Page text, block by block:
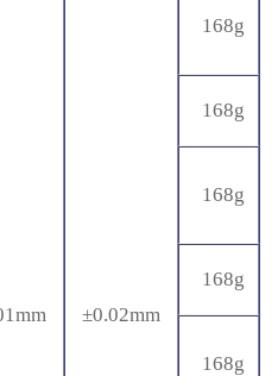
±0.02mm
168g
168g
168g
168g
168g